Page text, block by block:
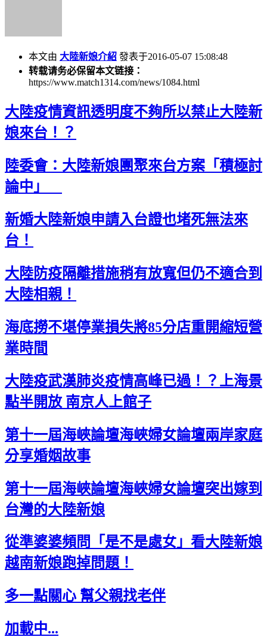
本文由 大陸新娘介紹 發表于2016-05-07 15:08:48
转载请务必保留本文链接：
https://www.match1314.com/news/1084.html
大陸疫情資訊透明度不夠所以禁止大陸新
娘來台！？
陸委會：大陸新娘團聚來台方案「積極討
論中」
新婚大陸新娘申請入台證也堵死無法來
台！
大陸防疫隔離措施稍有放寬但仍不適合到
大陸相親！
海底撈不堪停業損失將85分店重開縮短營
業時間
大陸疫武漢肺炎疫情高峰已過！？上海景
點半開放 南京人上館子
第十一屆海峽論壇海峽婦女論壇兩岸家庭
分享婚姻故事
第十一屆海峽論壇海峽婦女論壇突出嫁到
台灣的大陸新娘
從準婆婆頻問「是不是處女」看大陸新娘
越南新娘跑掉問題！
多一點關心 幫父親找老伴
加載中...